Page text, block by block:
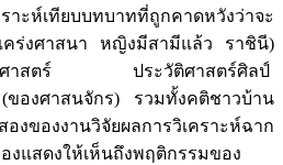
าะห์เทียบบทบาทที่ถูกคาดหวังว่าจะ
คร่งศาสนา หญิงมีสามีแล้ว ราชินี)
วัติศาสตร์ ประวัติศาสตร์ศิลป์
งศาสนจักร) รวมทั้งคติชาวบ้าน
งของงานวิจัยผลการวิเคราะห์ฉาก
งแสดงให้เห็นถึงพฤติกรรมของ